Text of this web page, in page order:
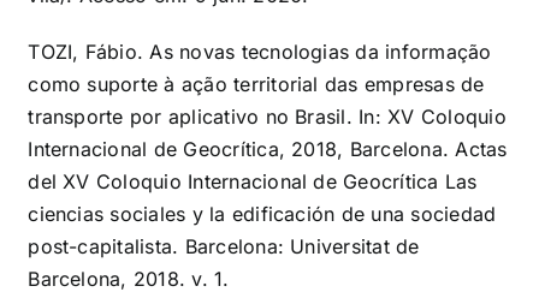
TOZI, Fábio. As novas tecnologias da informação
como suporte à ação territorial das empresas de
transporte por aplicativo no Brasil. In: XV Coloquio
Internacional de Geocrítica, 2018, Barcelona. Actas
del XV Coloquio Internacional de Geocrítica Las
ciencias sociales y la edificación de una sociedad
post-capitalista. Barcelona: Universitat de
Barcelona, 2018. v. 1.